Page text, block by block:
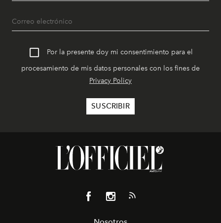
Por la presente doy mi consentimiento para el
procesamiento de mis datos personales con los fines de
Privacy Policy